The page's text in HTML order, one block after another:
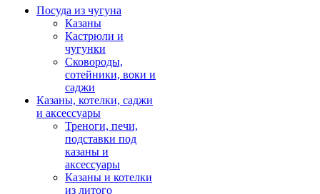
Посуда из чугуна
Казаны
Кастрюли и
чугунки
Сковороды,
сотейники, воки и
саджи
Казаны, котелки, саджи
и аксессуары
Треноги, печи,
подставки под
казаны и
аксессуары
Казаны и котелки
из литого